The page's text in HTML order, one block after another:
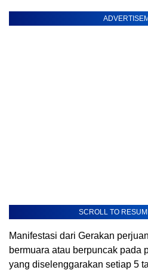
SCROLL TO
Manifestasi dari Gerakan
bermuara atau berpuncak pada
yang diselenggarakan setiap 5